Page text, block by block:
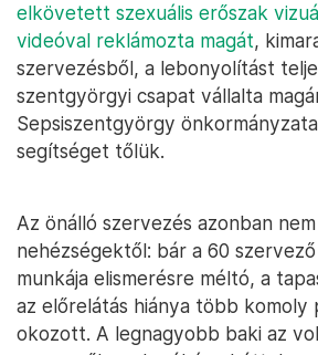
elkövetett szexuális erőszak
videóval reklámozta magát,
szervezésből, a lebonyolítást
szentgyörgyi csapat vállalta
Sepsiszentgyörgy
segítséget tőlük.
Az önálló szervezés azonban
nehézségektől: bár a 60
munkája elismerésre méltó, a
az előrelátás hiánya több komoly
okozott. A legnagyobb baki az